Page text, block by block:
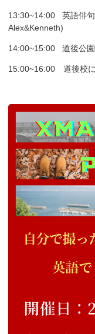
13:30~14:00 英語俳句
Alex&Kenneth)
14:00~15:00 道後公
15:00~16:00 道後校